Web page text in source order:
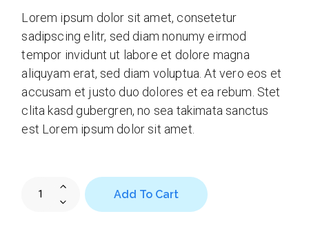
Lorem ipsum dolor sit amet, consetetur
sadipscing elitr, sed diam nonumy eirmod
tempor invidunt ut labore et dolore magna
aliquyam erat, sed diam voluptua. At vero eos et
accusam et justo duo dolores et ea rebum. Stet
clita kasd gubergren, no sea takimata sanctus
est Lorem ipsum dolor sit amet.
Bio Pre-Spray XL quantity
Add To Cart